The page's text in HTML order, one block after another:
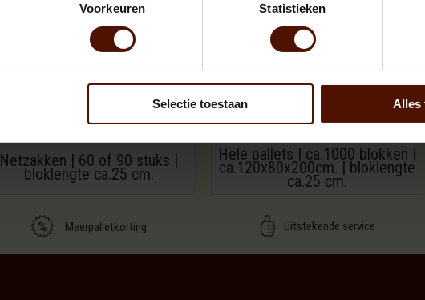
Voorkeuren Statistieken
Selectie toestaan Alles
Netzakken | 60 of 90 stuks |
bloklengte ca.25 cm.
Hele pallets | ca.1000 blokken |
ca.120x80x200cm. | bloklengte
ca.25 cm.
Meerpalletkorting Uitstekende service